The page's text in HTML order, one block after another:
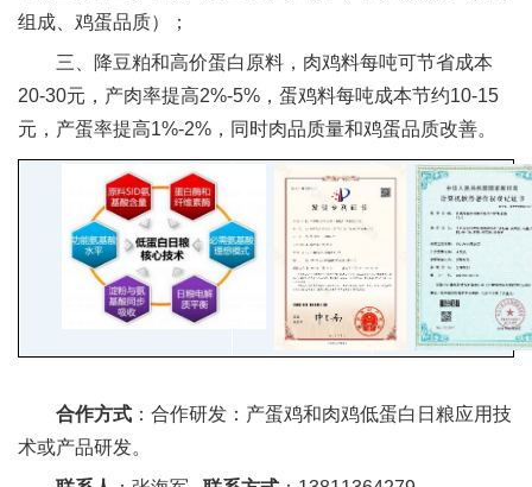
台
果
研
组成、鸡蛋品质）；
三、降豆粕和高价蛋白原料，肉鸡料每吨可节省成本
20-30元，产肉率提高2%-5%，蛋鸡料每吨成本节约10-15
元，产蛋率提高1%-2%，同时肉品质量和鸡蛋品质改善。
合作方式 ：合作研发：产蛋鸡和肉鸡低蛋白日粮应用技
术或产品研发。